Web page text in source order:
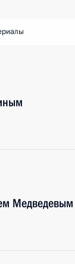
Медведевым